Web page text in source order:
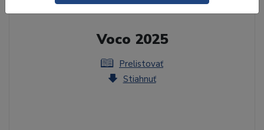
Voco 2025
Prelistovať
Stiahnuť